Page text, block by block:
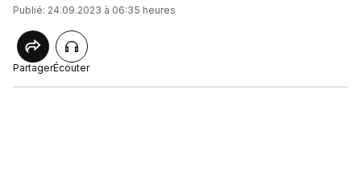
Publié: 24.09.2023 à 06:35 heures
PartagerÉcouter